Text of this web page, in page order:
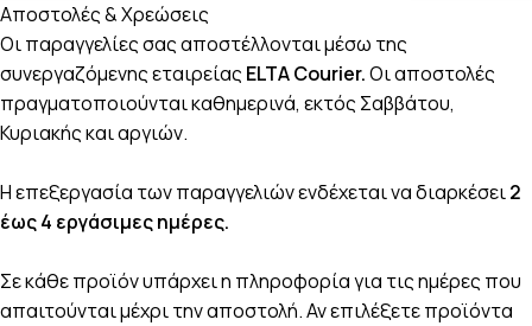
Αποστολές & Χρεώσεις
Οι παραγγελίες σας αποστέλλονται μέσω της
συνεργαζόμενης εταιρείας ELTA Courier.Οι αποστολές
πραγματοποιούνται καθημερινά, εκτός Σαββάτου,
Κυριακής και αργιών.
Η επεξεργασία των παραγγελιών ενδέχεται να διαρκέσει2
έως 4 εργάσιμες ημέρες.
Σε κάθε προϊόν υπάρχει η πληροφορία για τις ημέρες που
απαιτούνται μέχρι την αποστολή. Αν επιλέξετε προϊόντα